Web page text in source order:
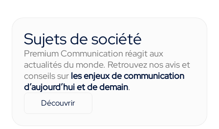
Sujets de société
Premium Communication réagit aux
actualités du monde. Retrouvez nos avis et
conseils sur les enjeux de communication
d’aujourd’hui et de demain.
Découvrir